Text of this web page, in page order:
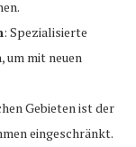
: Spezialisierte
um mit neuen
Gebieten ist der
eingeschränkt.